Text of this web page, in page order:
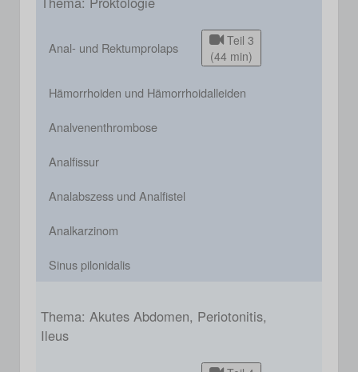
Anal- und Rektumprolaps
Teil 3
(44 min)
Hämorrhoiden und Hämorrhoidalleiden
Analvenenthrombose
Analfissur
Analabszess und Analfistel
Analkarzinom
Sinus pilonidalis
Thema: Akutes Abdomen, Periotonitis,
Ileus